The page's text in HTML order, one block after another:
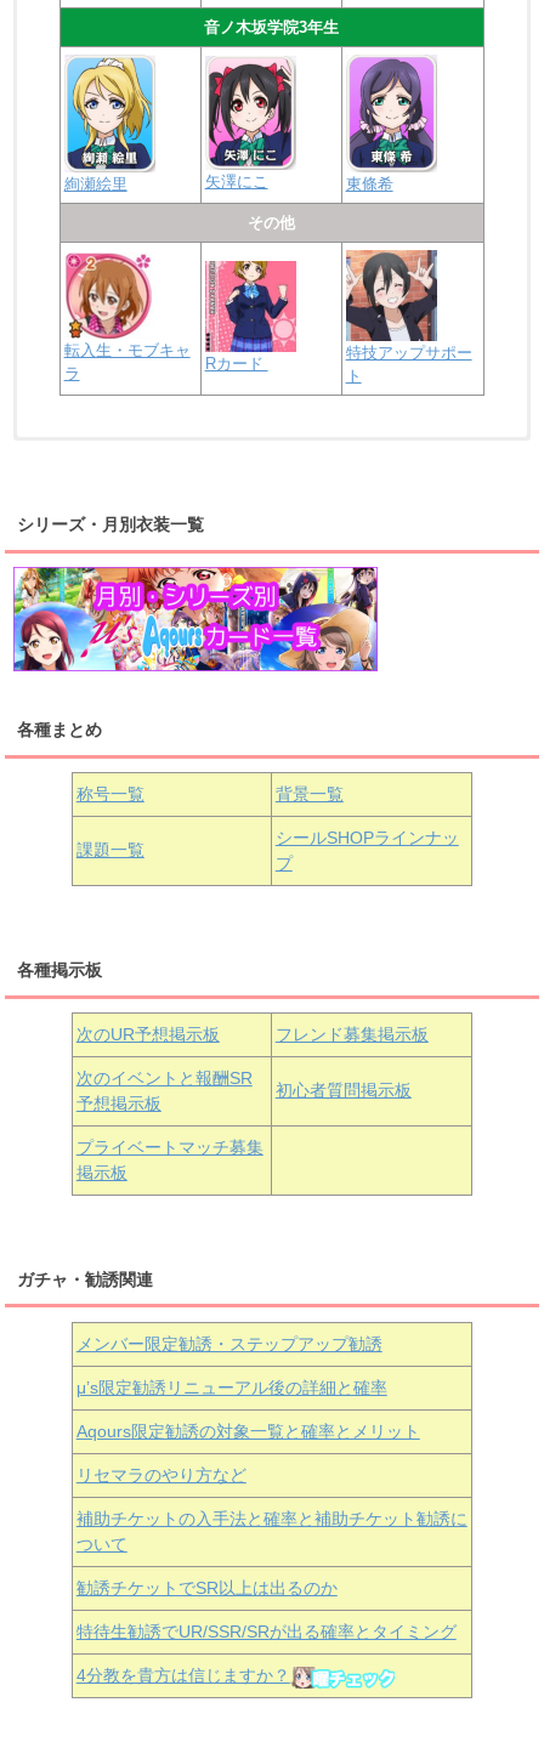
音ノ木坂学院3年生
絢瀬絵里 矢澤にこ 東條希
その他
転入生・モブキャ
ラ
Rカード
特技アップサポー
ト
桜内梨子 高海千歌 渡辺曜
浦の星女学院1年生
津島善子 黒澤ルビィ
浦の星女学院3年生
黒澤ダイヤ
上原歩夢 宮下愛 優木せつ菜
虹ヶ咲学園1年生
中須かすみ 天王寺璃奈
朝香果林 近江彼方 エマ・ヴェルデ
シリーズ・月別衣装一覧
各種まとめ
称号一覧 背景一覧
課題一覧
シールSHOPラインナッ
プ
各種掲示板
次のUR予想掲示板 フレンド募集掲示板
次のイベントと報酬SR
予想掲示板
初心者質問掲示板
プライベートマッチ募集
掲示板
ガチャ・勧誘関連
メンバー限定勧誘・ステップアップ勧誘
μ’s限定勧誘リニューアル後の詳細と確率
Aqours限定勧誘の対象一覧と確率とメリット
リセマラのやり方など
補助チケットの入手法と確率と補助チケット勧誘に
ついて
勧誘チケットでSR以上は出るのか
特待生勧誘でUR/SSR/SRが出る確率とタイミング
4分教を貴方は信じますか？